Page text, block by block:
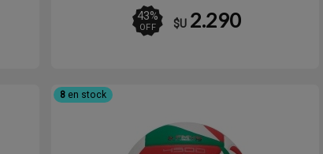
43%
OFF $U 2.290
8 en stock